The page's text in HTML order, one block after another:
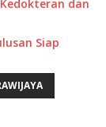
dan
Siap